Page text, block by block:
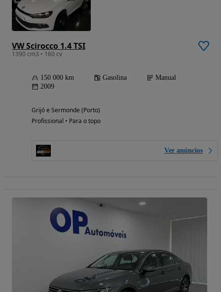
VW Scirocco 1.4 TSI
1390 cm3 • 160 cv
150 000 km Gasolina
Manual
2009
Grijó e Sermonde (Porto)
Profissional • Para o topo
Ver anúncios